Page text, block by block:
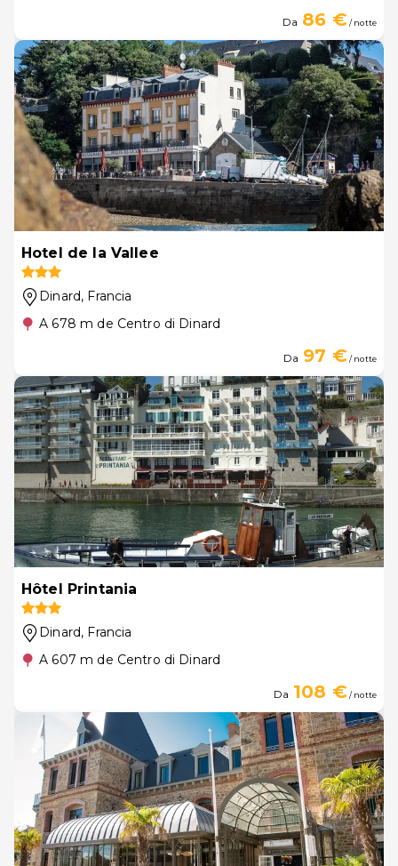
Da 86 €/ notte
Hotel de la Vallee
Dinard, Francia
A 678 m de Centro di Dinard
Da 97 €/ notte
Hôtel Printania
Dinard, Francia
A 607 m de Centro di Dinard
Da 108 €/ notte